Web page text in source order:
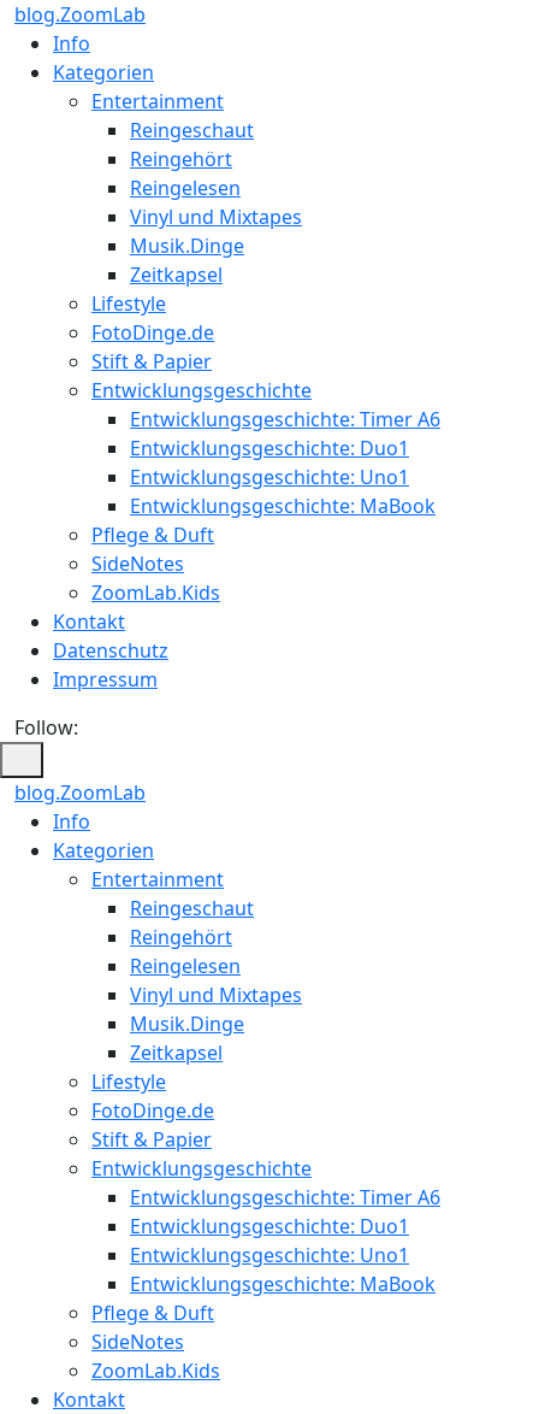
blog.ZoomLab
Info
Kategorien
Entertainment
Reingeschaut
Reingehört
Reingelesen
Vinyl und Mixtapes
Musik.Dinge
Zeitkapsel
Lifestyle
FotoDinge.de
Stift & Papier
Entwicklungsgeschichte
Entwicklungsgeschichte: Timer A6
Entwicklungsgeschichte: Duo1
Entwicklungsgeschichte: Uno1
Entwicklungsgeschichte: MaBook
Pflege & Duft
SideNotes
ZoomLab.Kids
Kontakt
Datenschutz
Impressum
Follow:
blog.ZoomLab
ZoomLab
//
Info
Kategorien
Entertainment
Reingeschaut
Reingehört
Reingelesen
Vinyl und Mixtapes
Musik.Dinge
Zeitkapsel
Lifestyle
FotoDinge.de
Stift & Papier
Entwicklungsgeschichte
Entwicklungsgeschichte: Timer A6
Entwicklungsgeschichte: Duo1
Entwicklungsgeschichte: Uno1
Entwicklungsgeschichte: MaBook
Pflege & Duft
SideNotes
ZoomLab.Kids
Kontakt